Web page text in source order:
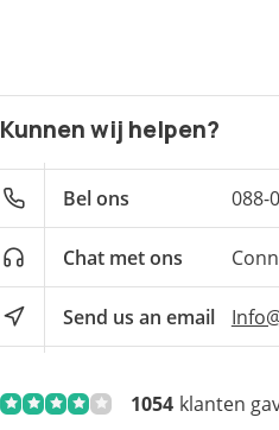
Kunnen wij helpen?
Bel ons 088-
Chat met ons
Send us an email
1054 klanten